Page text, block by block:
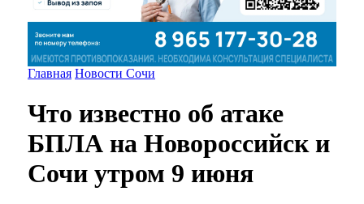
Главная Новости Сочи
Что известно об атаке
БПЛА на Новороссийск и
Сочи утром 9 июня